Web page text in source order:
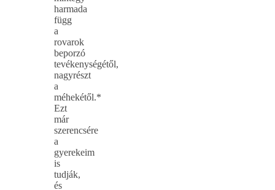
harmada
függ
a
rovarok
beporzó
tevékenységétől,
nagyrészt
a
méhekétől.*
Ezt
már
szerencsére
a
gyerekeim
is
tudják,
és